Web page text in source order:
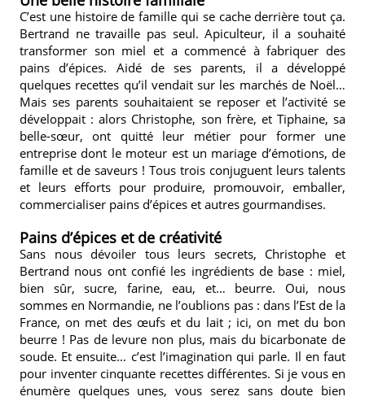
C’est une histoire de famille qui se cache derrière tout ça.
Bertrand ne travaille pas seul. Apiculteur, il a souhaité
transformer son miel et a commencé à fabriquer des
pains d’épices. Aidé de ses parents, il a développé
quelques recettes qu’il vendait sur les marchés de Noël…
Mais ses parents souhaitaient se reposer et l’activité se
développait : alors Christophe, son frère, et Tiphaine, sa
belle-sœur, ont quitté leur métier pour former une
entreprise dont le moteur est un mariage d’émotions, de
famille et de saveurs ! Tous trois conjuguent leurs talents
et leurs efforts pour produire, promouvoir, emballer,
commercialiser pains d’épices et autres gourmandises.
Pains d’épices et de créativité
Sans nous dévoiler tous leurs secrets, Christophe et
Bertrand nous ont confié les ingrédients de base : miel,
bien sûr, sucre, farine, eau, et… beurre. Oui, nous
sommes en Normandie, ne l’oublions pas : dans l’Est de la
France, on met des œufs et du lait ; ici, on met du bon
beurre ! Pas de levure non plus, mais du bicarbonate de
soude. Et ensuite… c’est l’imagination qui parle. Il en faut
pour inventer cinquante recettes différentes. Si je vous en
énumère quelques unes, vous serez sans doute bien